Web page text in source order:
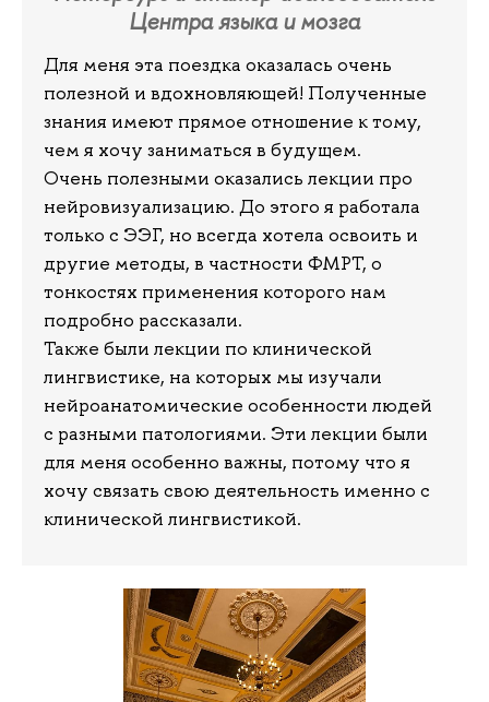
Центра языка и мозга
Для меня эта поездка оказалась очень
полезной и вдохновляющей! Полученные
знания имеют прямое отношение к тому,
чем я хочу заниматься в будущем.
Очень полезными оказались лекции про
нейровизуализацию. До этого я работала
только с ЭЭГ, но всегда хотела освоить и
другие методы, в частности ФМРТ, о
тонкостях применения которого нам
подробно рассказали.
Также были лекции по клинической
лингвистике, на которых мы изучали
нейроанатомические особенности людей
с разными патологиями. Эти лекции были
для меня особенно важны, потому что я
хочу связать свою деятельность именно с
клинической лингвистикой.